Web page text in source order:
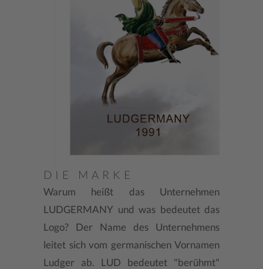
DIE MARKE
Warum heißt das Unternehmen
LUDGERMANY und was bedeutet das
Logo? Der Name des Unternehmens
leitet sich vom germanischen Vornamen
Ludger ab. LUD bedeutet "berühmt"